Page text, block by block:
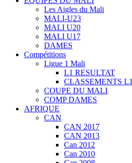
Les Aigles du Mali
MALI-U23
MALI U20
MALI U17
DAMES
Compétitions
Ligue 1 Mali
L1 RESULTAT
CLASSEMENTS L1
COUPE DU MALI
COMP DAMES
AFRIQUE
CAN
CAN 2017
CAN 2013
Can 2012
Can 2010